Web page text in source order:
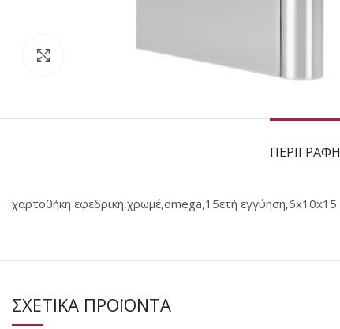
Κάντε κλικ για μεγέθυνση
ΠΕΡΙΓΡΑΦΗ
χαρτοθήκη εφεδρική,χρωμέ,omega,15ετή εγγύηση,6x10x15
ΣΧΕΤΙΚΑ ΠΡΟΪΟΝΤΑ